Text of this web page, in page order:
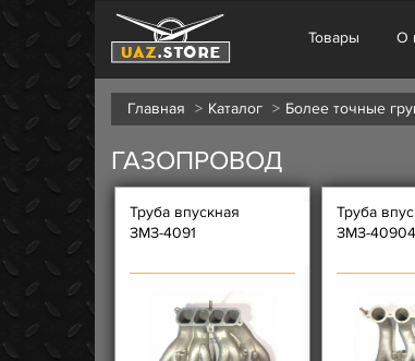
Товары О
Главная Каталог Более точные
ГАЗОПРОВОД
Труба впускная
ЗМЗ-4091
Труба
ЗМЗ-40904